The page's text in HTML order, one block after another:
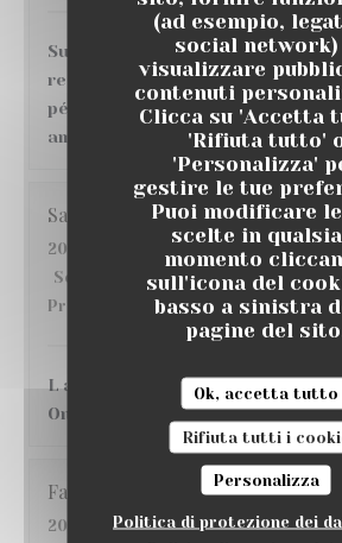
(ad esempio,
social network)
visualizzare
contenuti
Clicca su 'Accetta
'Rifiuta tutto'
'Personalizza'
gestire le tue
Puoi modificare
scelte in
momento
sull'icona del
basso a sinistra
pagine del
Ok, accetta tutto
Rifiuta tutti i
Personalizza
Politica di protezione dei
Super moment ! nous avons très
restaurant , de bons vins et
pétanque, match de foot sur
ambiance, je recommande 👌
Sandrine
2026-07-16
- 20:30 - Ospiti 3
Servizio
/5 Atmosfera : 5/5
Prezzo
L accueil, l endroit C etait une
On y reviendra avec grand plaisir
Fatima
2026-07-17- 21:30 - Ospiti 4